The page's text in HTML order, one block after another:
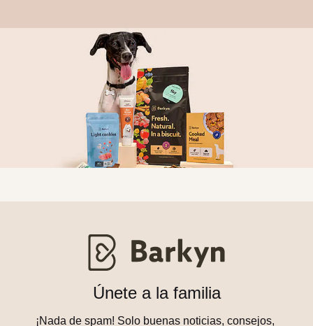
Únete a la familia
¡Nada de spam! Solo buenas noticias, consejos,